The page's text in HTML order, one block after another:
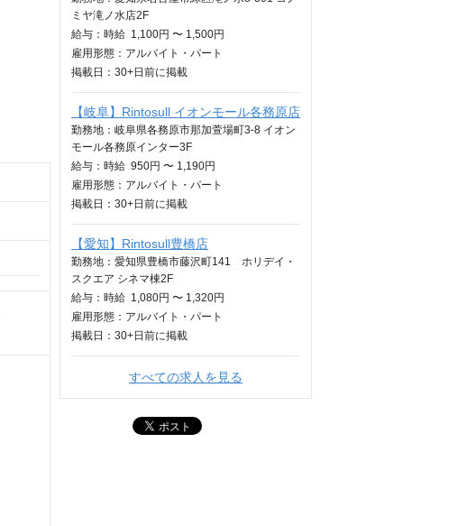
ミヤ滝ノ水店2F
給与： 時給 1,100円 〜 1,500円
雇用形態：アルバイト・パート
掲載日： 30+日 前に掲載
【岐阜】Rintosull イオンモール各務原店
勤務地：岐阜県各務原市那加萱場町3-8 イオン
モール各務原インター3F
給与： 時給 950円 〜 1,190円
雇用形態：アルバイト・パート
掲載日： 30+日 前に掲載
【愛知】Rintosull豊橋店
勤務地：愛知県豊橋市藤沢町141 ホリデイ・
スクエア シネマ棟2F
給与： 時給 1,080円 〜 1,320円
雇用形態：アルバイト・パート
掲載日： 30+日 前に掲載
すべての求人を見る